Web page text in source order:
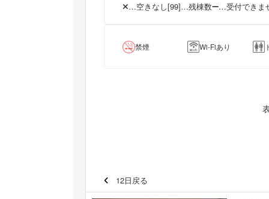
…空きなし[99]…残棟数 …受付できま
禁煙 Wi-Fiあり
12日戻る